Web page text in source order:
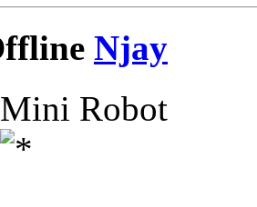
Njay
Mini Robot